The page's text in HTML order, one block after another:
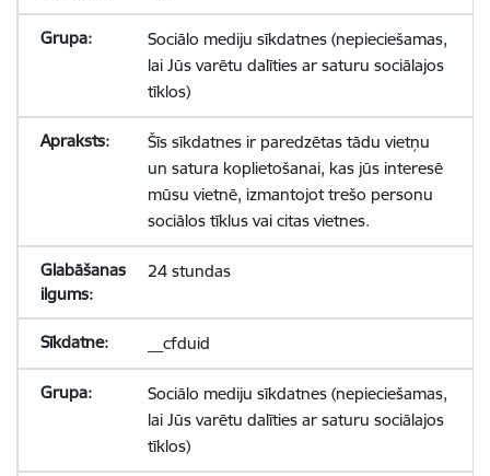
Sociālo mediju sīkdatnes (nepieciešamas,
lai Jūs varētu dalīties ar saturu sociālajos
tīklos)
Šīs sīkdatnes ir paredzētas tādu vietņu
un satura koplietošanai, kas jūs interesē
mūsu vietnē, izmantojot trešo personu
sociālos tīklus vai citas vietnes.
24 stundas
__cfduid
Sociālo mediju sīkdatnes (nepieciešamas,
lai Jūs varētu dalīties ar saturu sociālajos
tīklos)